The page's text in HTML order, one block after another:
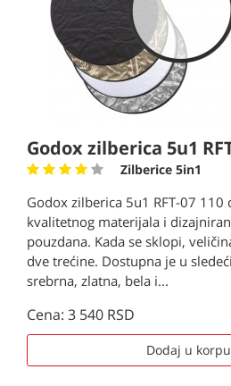
Godox zilberica 5u1
Zilberice 5in1
Godox zilberica 5u1 RFT-07 110
kvalitetnog materijala i
pouzdana. Kada se sklopi,
dve trećine. Dostupna je u
srebrna, zlatna, bela i...
Cena: 3 540 RSD
Dodaj u korpu